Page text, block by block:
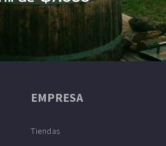
EMPRESA
Tiendas